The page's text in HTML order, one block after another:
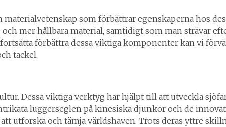
som förbättrar egenskaperna hos
mer hållbara material, samtidigt som man strävar
förbättra dessa viktiga komponenter kan vi
tackel.
Dessa viktiga verktyg har hjälpt till att utveckla
luggerseglen på kinesiska djunkor och de
utforska och tämja världshaven. Trots deras yttre